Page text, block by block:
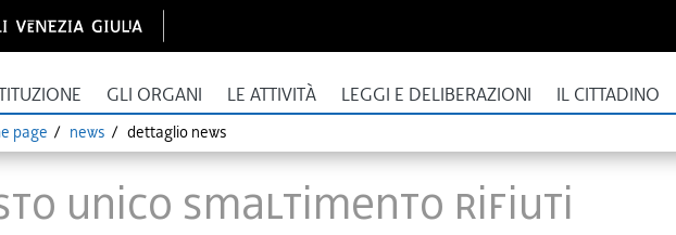
GLI ORGANI LE ATTIVITÀ LEGGI E DELIBERAZIONI IL CITTADINO
page news dettaglio news
unico smaltimento rifiuti